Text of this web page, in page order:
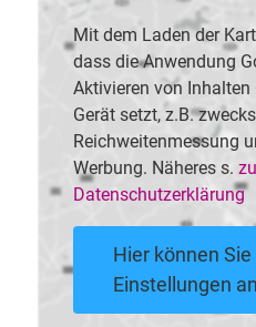
Mit dem Laden der
dass die Anwendung
Aktivieren von
Gerät setzt, z.B. zwecks
Reichweitenmessung
Werbung. Näheres s.
Datenschutzerklärung
Hier können
Einstellungen